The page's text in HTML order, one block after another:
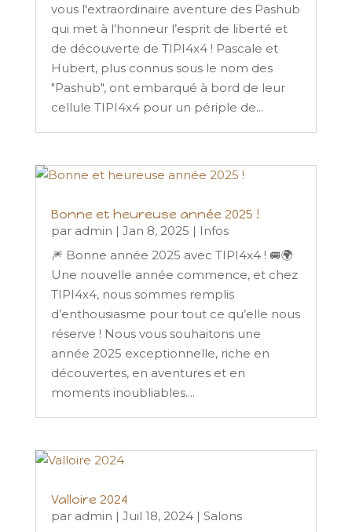
vous l'extraordinaire aventure des Pashub
qui met à l’honneur l’esprit de liberté et
de découverte de TIPI4x4 ! Pascale et
Hubert, plus connus sous le nom des
"Pashub", ont embarqué à bord de leur
cellule TIPI4x4 pour un périple de...
Bonne et heureuse année 2025 !
par admin | Jan 8, 2025 | Infos
🎆 Bonne année 2025 avec TIPI4x4 ! 🚐🌍
Une nouvelle année commence, et chez
TIPI4x4, nous sommes remplis
d’enthousiasme pour tout ce qu’elle nous
réserve ! Nous vous souhaitons une
année 2025 exceptionnelle, riche en
découvertes, en aventures et en
moments inoubliables....
Valloire 2024
par admin | Juil 18, 2024| Salons